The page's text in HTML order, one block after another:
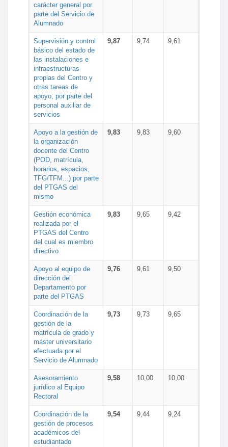
carácter general por
parte del Servicio de
Alumnado
Supervisión y control
básico del estado de
las instalaciones e
infraestructuras
propias del Centro y
otras tareas de
apoyo, por parte del
personal auxiliar de
servicios
9,87 9,74 9,61
Apoyo a la gestión de
la organización
docente del Centro
(POD, matrícula,
horarios, espacios,
TFG/TFM...) por parte
del PTGAS del
mismo
9,83 9,83 9,60
Gestión económica
realizada por el
PTGAS del Centro
del cual es miembro
directivo
9,83 9,65 9,42
Apoyo al equipo de
dirección del
Departamento por
parte del PTGAS
9,76 9,61 9,50
Coordinación de la
gestión de la
matrícula de grado y
máster universitario
efectuada por el
Servicio de Alumnado
9,73 9,73 9,65
Asesoramiento
jurídico al Equipo
Rectoral
9,58 10,00 10,00
Coordinación de la
gestión de procesos
académicos del
estudiantado
9,54 9,44 9,24